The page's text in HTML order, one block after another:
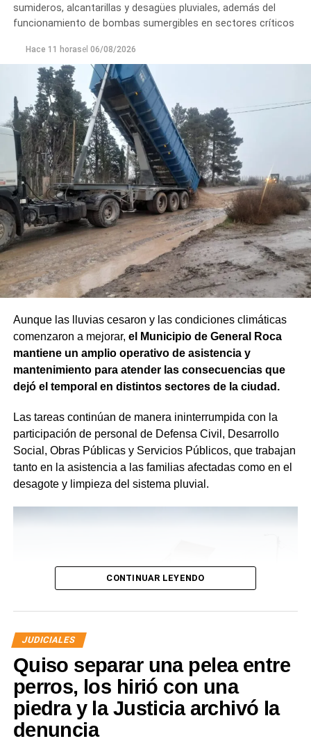
sumideros, alcantarillas y desagües pluviales, además del
funcionamiento de bombas sumergibles en sectores críticos
Hace 11 horasel 06/08/2026
Aunque las lluvias cesaron y las condiciones climáticas
comenzaron a mejorar, el Municipio de General Roca
mantiene un amplio operativo de asistencia y
mantenimiento para atender las consecuencias que
dejó el temporal en distintos sectores de la ciudad.
Las tareas continúan de manera ininterrumpida con la
participación de personal de Defensa Civil, Desarrollo
Social, Obras Públicas y Servicios Públicos, que trabajan
tanto en la asistencia a las familias afectadas como en el
desagote y limpieza del sistema pluvial.
Desde Defensa Civil y Desarrollo Social se brindó
CONTINUAR LEYENDO
JUDICIALES
Quiso separar una pelea entre
perros, los hirió con una
piedra y la Justicia archivó la
denuncia